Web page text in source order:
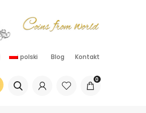
polski Blog Kontakt
0